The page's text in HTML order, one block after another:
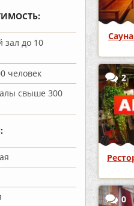
зал до 10
человек
свыше 300
2
0